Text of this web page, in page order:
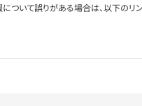
について誤りがある場合は、以下のリ